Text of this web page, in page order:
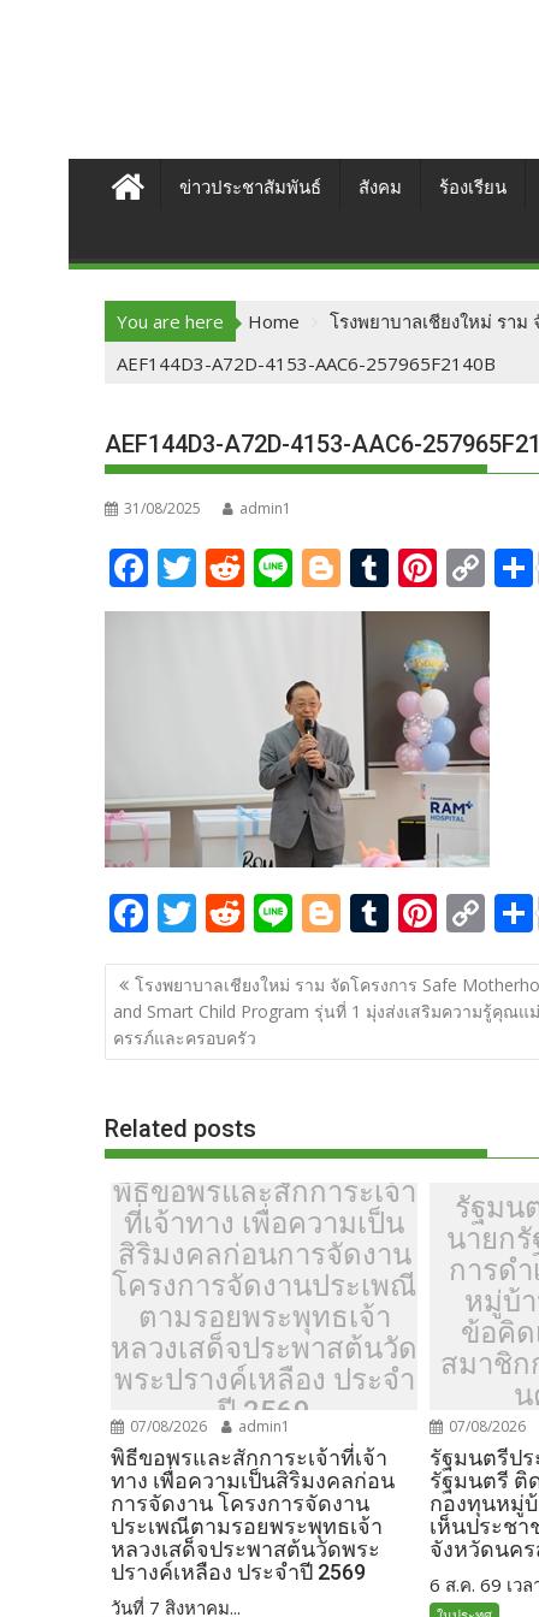
ข่าวประชาสัมพันธ์ สังคม ร้องเรียน
You are here Home
โรงพยาบาลเชียงใหม่ รา
AEF144D3-A72D-4153-AAC6-257965F2140B
AEF144D3-A72D-4153-AAC6-
31/08/2025 admin1
F
ac
k
T
w
R
e
Li
n
Bl
o
g
er
T
u
m
bl
r
Pi
nt
er
e
st
C
o
y
Li
n
k
F
ac
e
b
o
k
T
w
itt
er
R
e
d
di
t
Li
n
e
Bl
o
g
g
er
T
u
m
bl
r
Pi
nt
er
e
st
C
o
p
y
Li
k
แนะแนว
เรื่อง
โรงพยาบาลเชียงใหม่ ราม จัดโครงการ Safe
and Smart Child Program รุ่นที่ 1 มุ่งส่งเสริมความรู้คุณแ
ครรภ์และครอบครัว
Related posts
พิธีขอพรและสักการะเจ้า
ที่เจ้าทาง เพื่อความเป็น
สิริมงคลก่อนการจัดงาน
โครงการจัดงานประเพณี
ตามรอยพระพุทธเจ้า
หลวงเสด็จประพาสต้นวัด
พระปรางค์เหลือง ประจำ
ปี 2569
07/08/2026 admin1
พิธีขอพรและสักการะเจ้าที่เจ้า
ทาง เพื่อความเป็นสิริมงคลก่อน
การจัดงาน โครงการจัดงาน
ประเพณีตามรอยพระพุทธเจ้า
หลวงเสด็จประพาสต้นวัดพระ
ปรางค์เหลือง ประจำปี 2569
วันที่ 7 สิงหาคม...
รัฐมน
นายก
การด
หมู่บ้
ข้อคิด
สมาชิก
น
07/08/2026
รัฐมนตรีป
รัฐมนตรี ติ
กองทุนหมู่
เห็นประช
จังหวัดนค
6 ส.ค. 69 เวล